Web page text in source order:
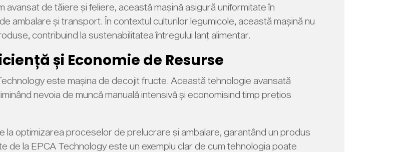
de tăiere și feliere, această mașină asigură uniformitate în
ambalare și transport. În contextul culturilor legumicole, această mașină nu
contribuind la sustenabilitatea întregului lanț alimentar.
și Economie de Resurse
este mașina de decojit fructe. Această tehnologie avansată
nevoia de muncă manuală intensivă și economisind timp prețios
la optimizarea proceselor de prelucrare și ambalare, garantând un produs
de la EPCA Technology este un exemplu clar de cum tehnologia poate